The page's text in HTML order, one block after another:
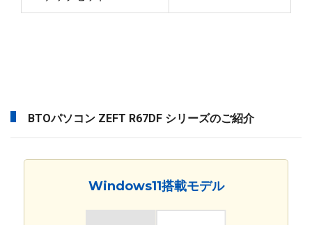
BTOパソコン ZEFT R67DF シリーズのご紹介
Windows11搭載モデル